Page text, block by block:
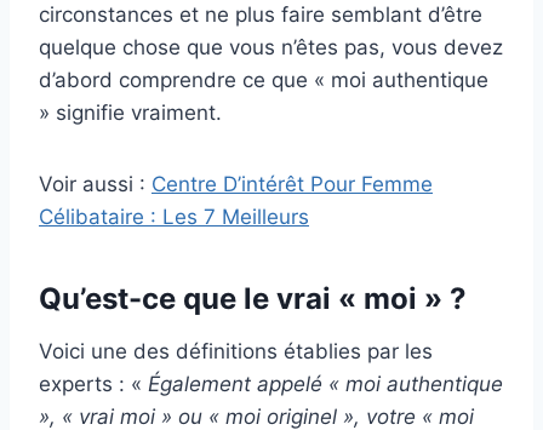
circonstances et ne plus faire semblant d’être
quelque chose que vous n’êtes pas, vous devez
d’abord comprendre ce que « moi authentique
» signifie vraiment.
Voir aussi : Centre D’intérêt Pour Femme
Célibataire : Les 7 Meilleurs
Qu’est-ce que le vrai « moi » ?
Voici une des définitions établies par les
experts : « Également appelé « moi authentique
», « vrai moi » ou « moi originel », votre « moi